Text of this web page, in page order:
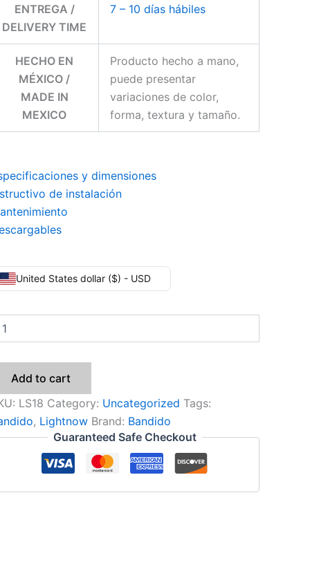
ENTREGA /
DELIVERY TIME
7 – 10 días hábiles
HECHO EN
MÉXICO /
MADE IN
MEXICO
Producto hecho a mano,
puede presentar
variaciones de color,
forma, textura y tamaño.
y dimensiones
de instalación
United States dollar ($) - USD
Add to cart
LS18 Category: Uncategorized Tags:
, Lightnow Brand: Bandido
Guaranteed Safe Checkout